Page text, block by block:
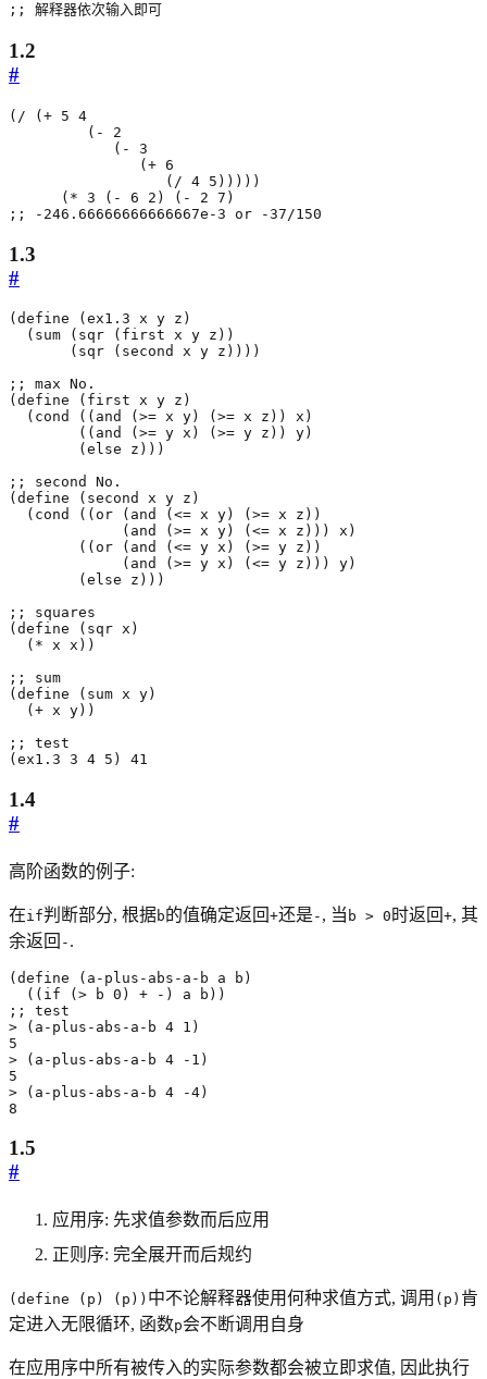
;; 解释器依次输入即可
1.2
#
( / ( + 5 4
( -
2
( -
3
( + 6
( / 4 5 )))))
( * 3 ( - 6 2 ) ( - 2 7 )
;; -246.66666666666667e-3 or -37/150
1.3
#
( define ( ex1.3 x y z )
( sum ( sqr ( first x y z ))
( sqr ( second x y z ))))
;; max No.
( define ( first x y z )
( cond (( and ( >= x y ) ( >= x z )) x )
(( and ( >= y x ) ( >= y z )) y )
( else z )))
;; second No.
( define ( second x y z )
( cond (( or ( and ( <= x y ) ( >= x z ))
( and ( >= x y ) ( <= x z ))) x )
(( or ( and ( <= y x ) ( >= y z ))
( and ( >= y x ) ( <= y z ))) y )
( else z )))
;; squares
( define ( sqr x )
( * x x ))
;; sum
( define ( sum x y )
( + x y ))
;; test
( ex1.3 3 4 5 ) 41
1.4
#
高阶函数的例子:
在if判断部分, 根据b的值确定返回 +还是 - , 当 b > 0 时返回 +, 其
余返回 - .
(define ( a-plus-abs-a-b a b )
(( if (> b 0 ) + - ) a b ))
;; test
>
( a-plus-abs-a-b 4 1 )
5
>
( a-plus-abs-a-b 4 -1 )
5
>
( a-plus-abs-a-b 4 -4)
8
1.5
#
应用序: 先求值参数而后应用
正则序: 完全展开而后规约
(define (p) (p)) 中不论解释器使用何种求值方式, 调用 (p) 肯
定进入无限循环, 函数p会不断调用自身
在应用序中所有被传入的实际参数都会被立即求值, 因此执行